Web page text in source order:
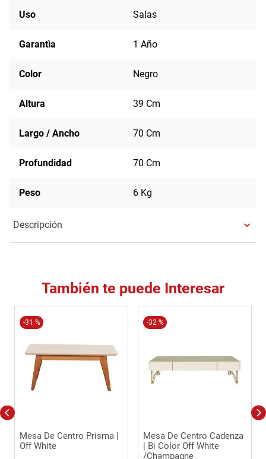
Uso Salas
Garantìa 1 Año
Color Negro
Altura 39 Cm
Largo / Ancho 70 Cm
Profundidad 70 Cm
Peso 6 Kg
Descripción
También te puede Interesar
-31 %
Mesa De Centro Prisma |
Off White
-32 %
Mesa De Centro Cadenza
| Bi Color Off White
/Champagne